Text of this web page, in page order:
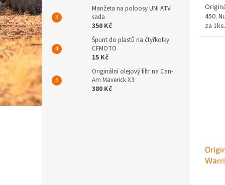
Manžeta na poloosy UNI ATV
sada
350 Kč
Špunt do plastů na čtyřkolky
CFMOTO
15 Kč
Originální olejový filtr na Can-
Am Maverick X3
380 Kč
450.
za 1ks.